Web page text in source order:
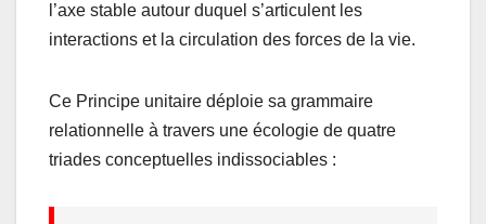
l’axe stable autour duquel s’articulent les
interactions et la circulation des forces de la vie.
Ce Principe unitaire déploie sa grammaire
relationnelle à travers une écologie de quatre
triades conceptuelles indissociables :